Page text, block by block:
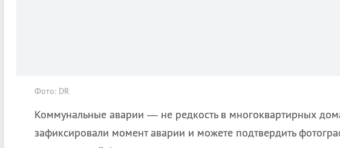
Фото: DR
Коммунальные аварии — не редкость в многоквартирных
зафиксировали момент аварии и можете подтвердить